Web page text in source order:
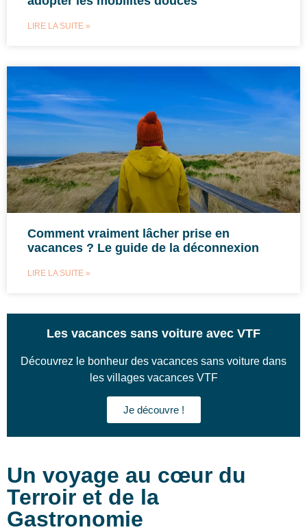
LIRE LA SUITE »
Comment vraiment lâcher prise en
vacances ? Le guide de la déconnexion
LIRE LA SUITE »
Les vacances sans voiture avec VTF
Découvrez le bonheur des vacances sans voiture dans
les villages vacances VTF
Je découvre !
Un voyage au cœur du
Terroir et de la
Gastronomie